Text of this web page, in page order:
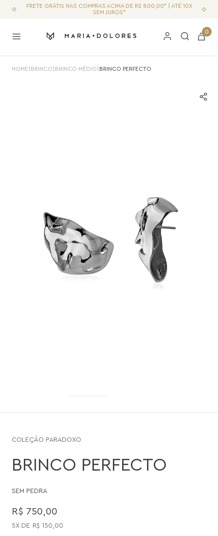
FRETE GRÁTIS NAS COMPRAS ACIMA DE R$ 800,00* | ATÉ 10X
SEM JUROS*
0
HOME BRINCO BRINCO MÉDIO BRINCO PERFECTO
COLEÇÃO PARADOXO
BRINCO PERFECTO
SEM PEDRA
R$ 750,00
5 R$ 150,00